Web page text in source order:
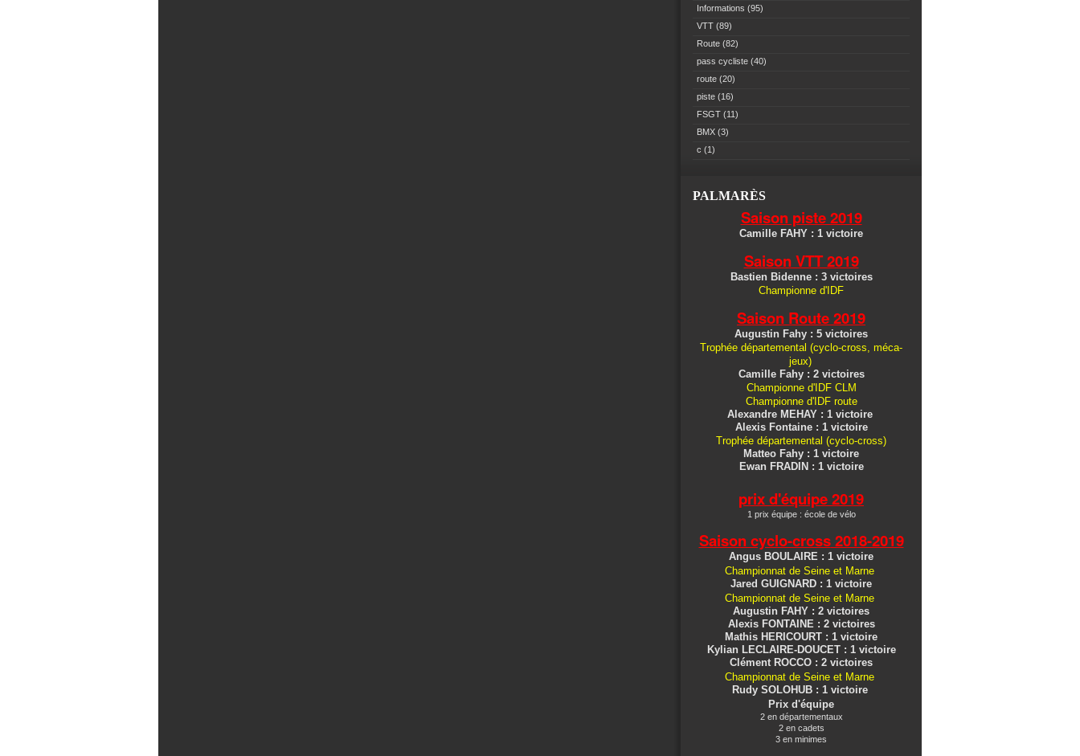
Informations (95)
VTT (89)
Route (82)
pass cycliste (40)
route (20)
piste (16)
FSGT (11)
BMX (3)
c (1)
PALMARÈS
Saison piste 2019
Camille FAHY : 1 victoire
Saison VTT 2019
Bastien Bidenne : 3 victoires
Championne d'IDF
Saison Route 2019
Augustin Fahy : 5 victoires
Trophée départemental (cyclo-cross, méca-
jeux)
Camille Fahy : 2 victoires
Championne d'IDF CLM
Championne d'IDF route
Alexandre MEHAY : 1 victoire
Alexis Fontaine : 1 victoire
Trophée départemental (cyclo-cross)
Matteo Fahy : 1 victoire
Ewan FRADIN : 1 victoire
prix d'équipe 2019
1 prix équipe : école de vélo
Saison cyclo-cross2018-2019
Angus BOULAIRE : 1 victoire
Championnat de Seine et Marne
Jared GUIGNARD : 1 victoire
Championnat de Seine et Marne
Augustin FAHY : 2 victoires
Alexis FONTAINE : 2 victoires
Mathis HERICOURT : 1 victoire
Kylian LECLAIRE-DOUCET : 1 victoire
Clément ROCCO : 2 victoires
Championnat de Seine et Marne
Rudy SOLOHUB : 1 victoire
Prix d'équipe
2 en départementaux
2 en cadets
3 en minimes